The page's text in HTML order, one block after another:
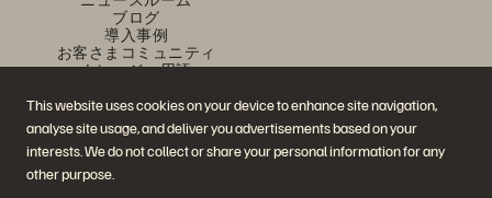
This website uses cookies on your device to enhance site navigation,
analyse site usage, and deliver you advertisements based on your
interests. We do not collect or share your personal information for any
other purpose.
ブログ
導入事例
お客さまコミュニティ
ナレッジ・用語
公式 SNS
是非フォローをお願いします！